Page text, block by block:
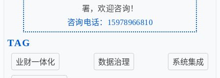
署，欢迎咨询！
咨询电话：15978966810
TAG
业财一体化 数据治理 系统集成